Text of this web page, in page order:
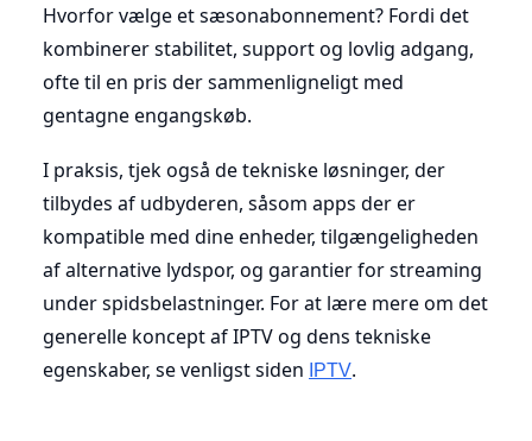
Hvorfor vælge et sæsonabonnement? Fordi det
kombinerer stabilitet, support og lovlig adgang,
ofte til en pris der sammenligneligt med
gentagne engangskøb.
I praksis, tjek også de tekniske løsninger, der
tilbydes af udbyderen, såsom apps der er
kompatible med dine enheder, tilgængeligheden
af alternative lydspor, og garantier for streaming
under spidsbelastninger. For at lære mere om det
generelle koncept af IPTV og dens tekniske
egenskaber, se venligst siden
IPTV.